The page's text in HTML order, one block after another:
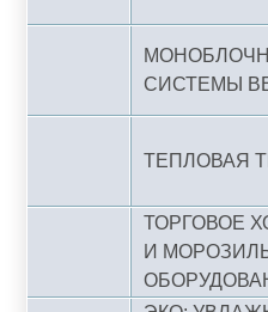
СИСТЕМЫ
ТЕПЛОВАЯ
ТОРГОВОЕ
И